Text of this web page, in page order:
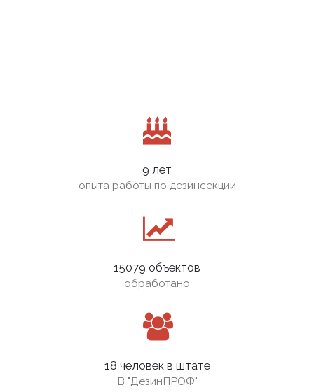
9 лет
опыта работы по дезинсекции
15079 объектов
обработано
18 человек в штате
В "ДезинПРОФ"